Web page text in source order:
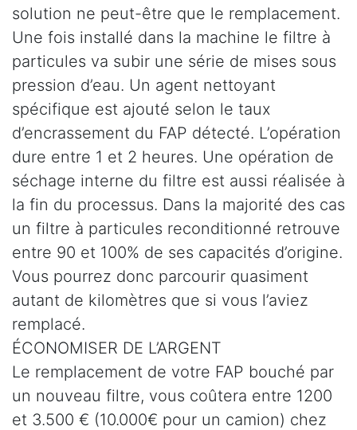
solution ne peut-être que le remplacement.
Une fois installé dans la machine le filtre à
particules va subir une série de mises sous
pression d’eau. Un agent nettoyant
spécifique est ajouté selon le taux
d’encrassement du FAP détecté. L’opération
dure entre 1 et 2 heures. Une opération de
séchage interne du filtre est aussi réalisée à
la fin du processus. Dans la majorité des cas
un filtre à particules reconditionné retrouve
entre 90 et 100% de ses capacités d’origine.
Vous pourrez donc parcourir quasiment
autant de kilomètres que si vous l’aviez
remplacé.
ÉCONOMISER DE L’ARGENT
Le remplacement de votre FAP bouché par
un nouveau filtre, vous coûtera entre 1200
et 3.500 € (10.000€ pour un camion) chez